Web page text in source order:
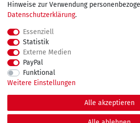
innerhalb Deutschland ab 75€
Impressum
Widerrufs­recht Vertrag
© Copyright 2026 maDDma GmbH. | Alle
Hinweise zur Verwendung
Daten­schutz­erklärung.
Essenziell
Statistik
Externe Medien
PayPal
Funktional
Weitere Einstellungen
Alle akzeptieren